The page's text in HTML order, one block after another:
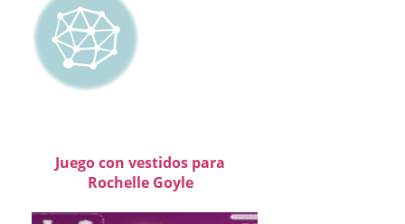
Juego con vestidos para
Rochelle Goyle